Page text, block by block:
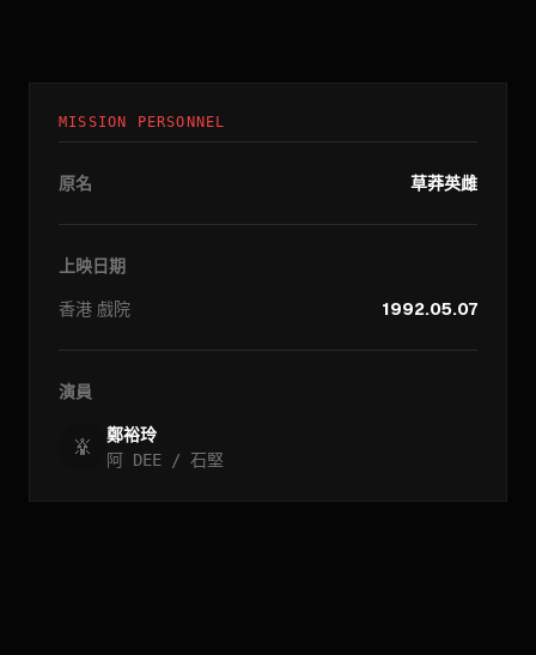
MISSION PERSONNEL
原名 草莽英雌
上映日期
香港 戲院 1992.05.07
演員
鄭裕玲
阿 DEE / 石堅